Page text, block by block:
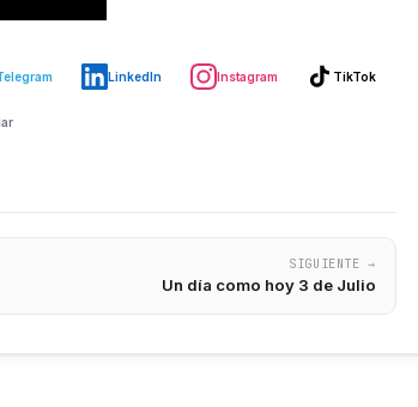
LinkedIn Instagram TikTok
SIGUIENTE →
Un día como hoy 3 de Julio